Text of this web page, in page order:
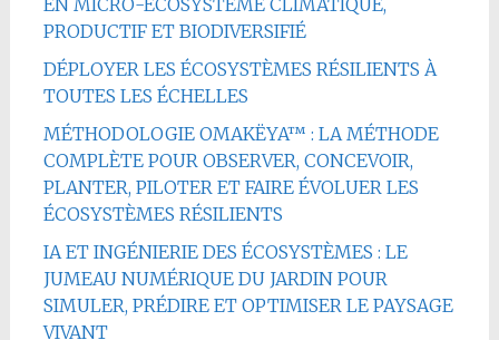
PRODUCTIF ET BIODIVERSIFIÉ
DÉPLOYER LES ÉCOSYSTÈMES RÉSILIENTS À
TOUTES LES ÉCHELLES
MÉTHODOLOGIE OMAKËYA™ : LA MÉTHODE
COMPLÈTE POUR OBSERVER, CONCEVOIR,
PLANTER, PILOTER ET FAIRE ÉVOLUER LES
ÉCOSYSTÈMES RÉSILIENTS
IA ET INGÉNIERIE DES ÉCOSYSTÈMES : LE
JUMEAU NUMÉRIQUE DU JARDIN POUR
SIMULER, PRÉDIRE ET OPTIMISER LE PAYSAGE
VIVANT